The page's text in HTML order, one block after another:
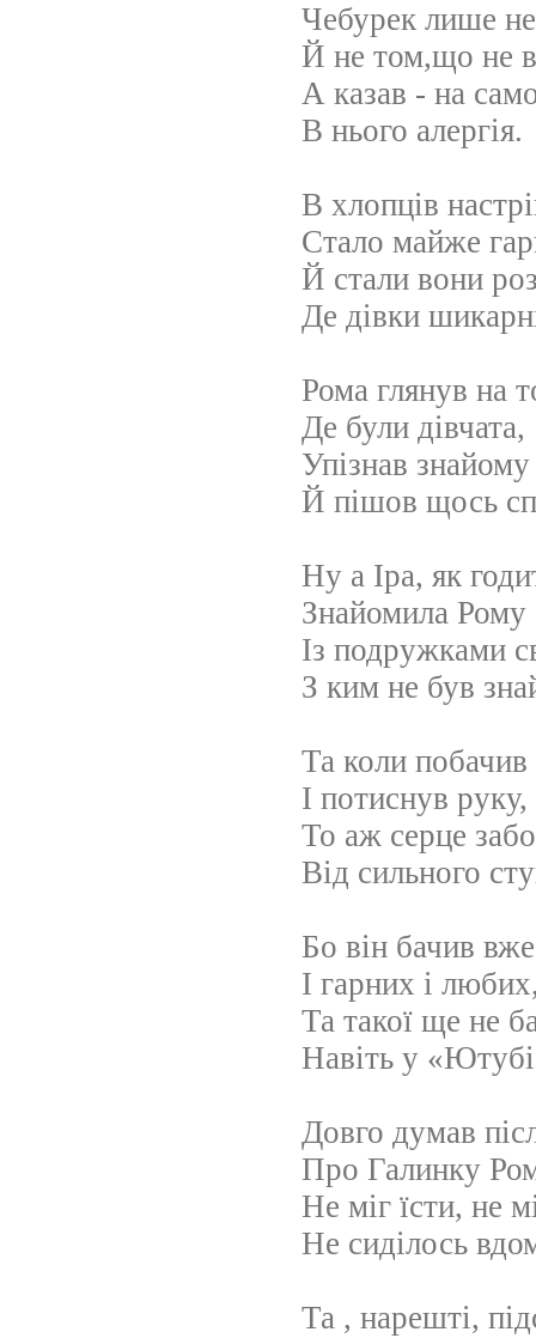
Чебурек лише
Й не том,що не
А казав - на
В нього алергія.
В хлопців
Стало майже
Й стали вони
Де дівки
Рома глянув на
Де були дівчата,
Упізнав знайому
Й пішов щось
Ну а Іра, як
Знайомила Рому
Із подружками
З ким не був
Та коли
І потиснув руку,
То аж серце
Від сильного
Бо він бачив вже
І гарних і
Та такої ще не
Навіть у
Довго думав
Про Галинку
Не міг їсти, не
Не сиділось
Та , нарешті,